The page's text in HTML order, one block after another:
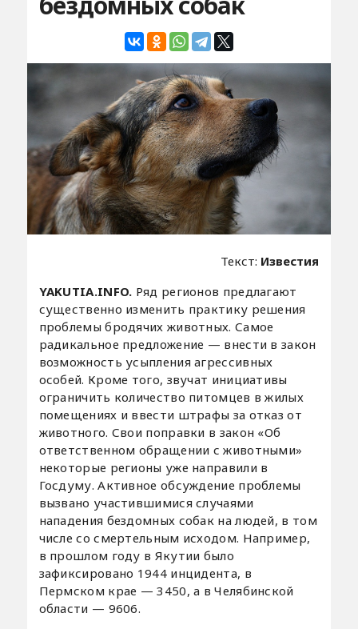
Текст: Известия
YAKUTIA.INFO. Ряд регионов предлагают
существенно изменить практику решения
проблемы бродячих животных. Самое
радикальное предложение — внести в закон
возможность усыпления агрессивных
особей. Кроме того, звучат инициативы
ограничить количество питомцев в жилых
помещениях и ввести штрафы за отказ от
животного. Свои поправки в закон «Об
ответственном обращении с животными»
некоторые регионы уже направили в
Госдуму. Активное обсуждение проблемы
вызвано участившимися случаями
нападения бездомных собак на людей, в том
числе со смертельным исходом. Например,
в прошлом году в Якутии было
зафиксировано 1944 инцидента, в
Пермском крае — 3450, а в Челябинской
области — 9606.